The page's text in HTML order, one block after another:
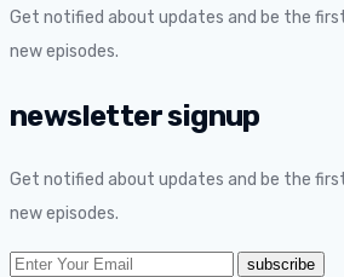
Get notified about updates and be the
new episodes.
newsletter signup
Get notified about updates and be the
new episodes.